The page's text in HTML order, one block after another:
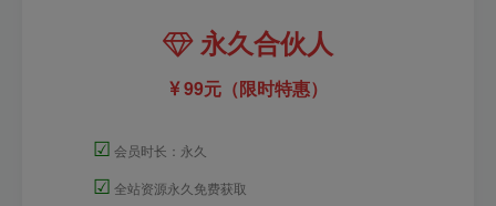
永久合伙人
99元（限时特惠）
☑ 会员时长：永久
☑ 全站资源永久免费获取